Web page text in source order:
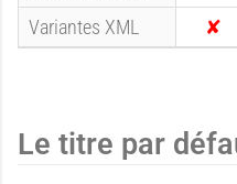
n
u
u
i
Variantes XML
N
Le titre par